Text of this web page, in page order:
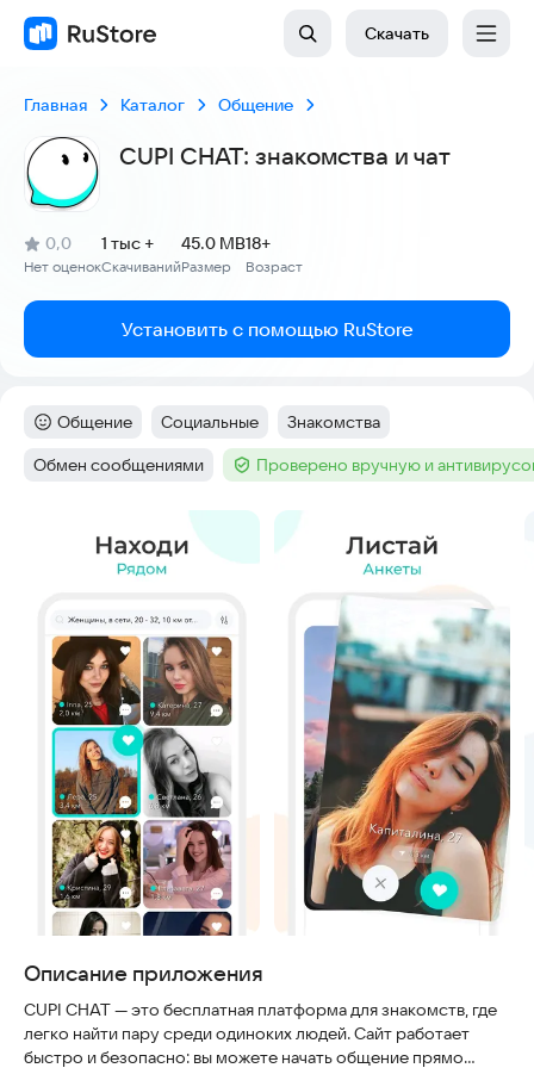
Скачать
Главная Каталог Общение
CUPI CHAT: знакомства и чат
Рейтинг:
0,0
(
Нет оценок
)
Скачиваний
1 тыс +
Размер
45.0 MB
Возраст
18+
Установить с помощью RuStore
Категория:
Общение Тег:
Социальные Тег:
Знакомства
Тег:
Обмен сообщениями Тег :Проверено вручную и
Скриншоты
Описание приложения
CUPI CHAT — это бесплатная платформа для знакомств, где
легко найти пару среди одиноких людей. Сайт работает
быстро и безопасно: вы можете начать общение прямо